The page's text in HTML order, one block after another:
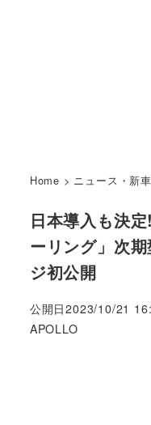
Home > ニュース・新車
日本導入も決
ーリング」次
ジ初公開
公開日2023/10/21
著
APOLLO